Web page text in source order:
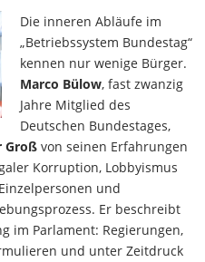
Die inneren Abläufe im
„Betriebssystem Bundestag“
kennen nur wenige Bürger.
Marco Bülow, fast zwanzig
Jahre Mitglied des
Deutschen Bundestages,
Groß von seinen Erfahrungen
Korruption, Lobbyismus
und
Er beschreibt
im Parlament: Regierungen,
und unter Zeitdruck